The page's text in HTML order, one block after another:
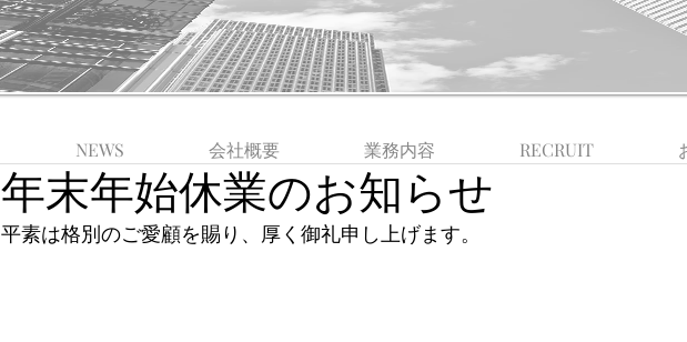
年末年始休業のお知らせ
平素は格別のご愛顧を賜り、厚く御礼申し上げます。
NEWS 会社概要 業務内容 ​RECRUIT